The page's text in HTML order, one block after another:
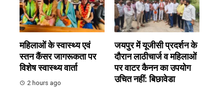
महिलाओं के स्वास्थ्य एवं
स्तन कैंसर जागरूकता पर
विशेष स्वास्थ्य वार्ता
2 hours ago
जयपुर में यूजीसी प्रदर्शन के
दौरान लाठीचार्ज व महिलाओं
पर वाटर कैनन का उपयोग
उचित नहीं: बिछावेडा